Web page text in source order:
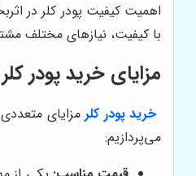
اهمیت کیفیت پودر کلر در
با کیفیت، نیازهای مختلف
مزایای خرید پودر
خرید پودر کلر مزایای
می‌پردازیم: